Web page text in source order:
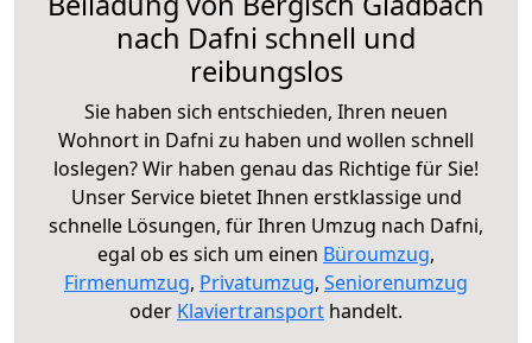
nach Dafni schnell und
reibungslos
Sie haben sich entschieden, Ihren neuen
Wohnort in Dafni zu haben und wollen schnell
loslegen? Wir haben genau das Richtige für Sie!
Unser Service bietet Ihnen erstklassige und
schnelle Lösungen, für Ihren Umzug nach Dafni,
egal ob es sich um einen Büroumzug,
Firmenumzug, Privatumzug, Seniorenumzug
oder Klaviertransport handelt.